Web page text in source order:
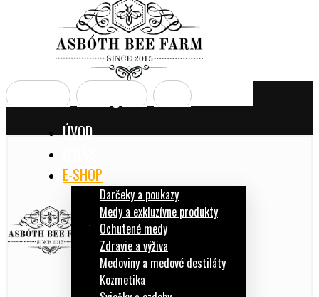
Facebook Instagram Email
ÚVOD
E-SHOP
Darčeky a poukazy
Medy a exkluzívne produkty
Ochutené medy
Zdravie a výživa
Medoviny a medové destiláty
Kozmetika